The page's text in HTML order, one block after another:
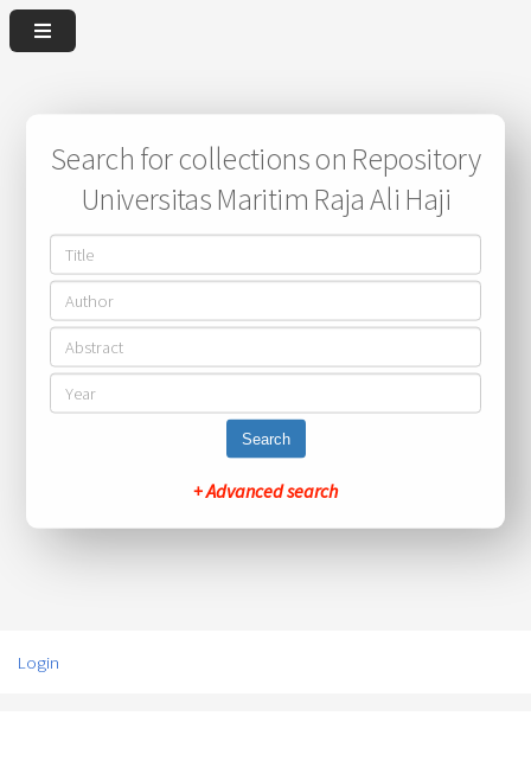
Search for collections on Repository
Universitas Maritim Raja Ali Haji
Search
+ Advanced search
Login